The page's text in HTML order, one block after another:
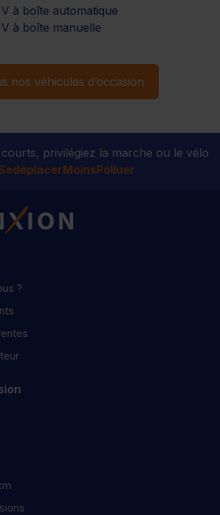
à boîte automatique
à boîte manuelle
nos véhicules d’occasion
privilégiez la marche ou le vélo
Distinxion
?